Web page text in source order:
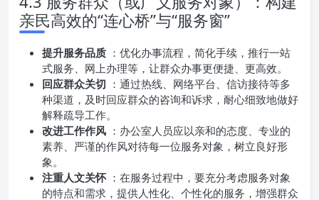
亲民高效的“连心桥”与“服务窗”
提升服务品质 ：优化办事流程，简化手续，推行一站
式服务、网上办理等，让群众办事更便捷、更高效。
回应群众关切 ：通过热线、网络平台、信访接待等多
种渠道，及时回应群众的咨询和诉求，耐心细致地做好
解释疏导工作。
改进工作作风 ：办公室人员应以亲和的态度、专业的
素养、严谨的作风对待每一位服务对象，树立良好形
象。
注重人文关怀 ：在服务过程中，要充分考虑服务对象
的特点和需求，提供人性化、个性化的服务，增强群众